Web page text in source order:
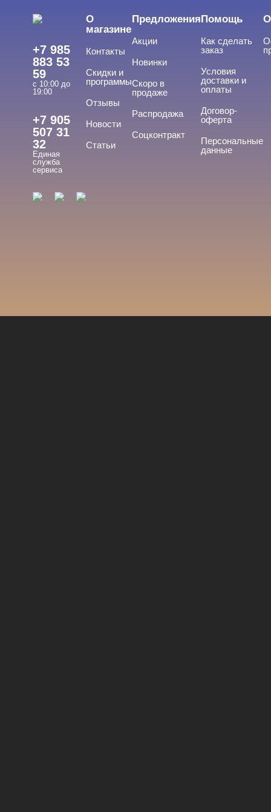
+7 985
883 53
59
с 10:00 до
19:00
+7 905
507 31
32
Единая
служба
сервиса
О
магазине
Контакты
Скидки и
программы
Отзывы
Новости
Статьи
Предложения
Акции
Новинки
Скоро в
продаже
Распродажа
Соцконтракт
Помощь
Как сделать
заказ
Условия
доставки и
оплаты
Договор-
оферта
Персональные
данные